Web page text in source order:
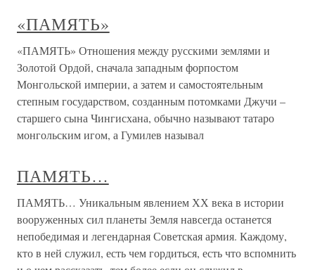
«ПАМЯТЬ»
«ПАМЯТЬ» Отношения между русскими землями и
Золотой Ордой, сначала западным форпостом
Монгольской империи, а затем и самостоятельным
степным государством, созданным потомками Джучи –
старшего сына Чингисхана, обычно называют татаро
монгольским игом, а Гумилев называл
ПАМЯТЬ…
ПАМЯТЬ… Уникальным явлением ХХ века в истории
вооруженных сил планеты Земля навсегда останется
непобедимая и легендарная Советская армия. Каждому,
кто в ней служил, есть чем гордиться, есть что вспомнить